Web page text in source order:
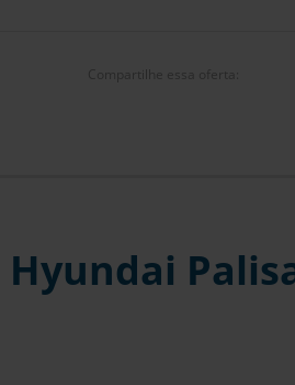
Hyundai